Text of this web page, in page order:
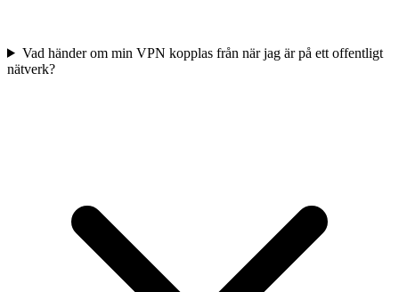
Vad händer om min VPN kopplas från när jag är på ett offentligt
nätverk?